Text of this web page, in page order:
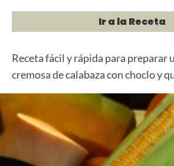
Ir a la Receta
Receta fácil y rápida para preparar
cremosa de calabaza con choclo y